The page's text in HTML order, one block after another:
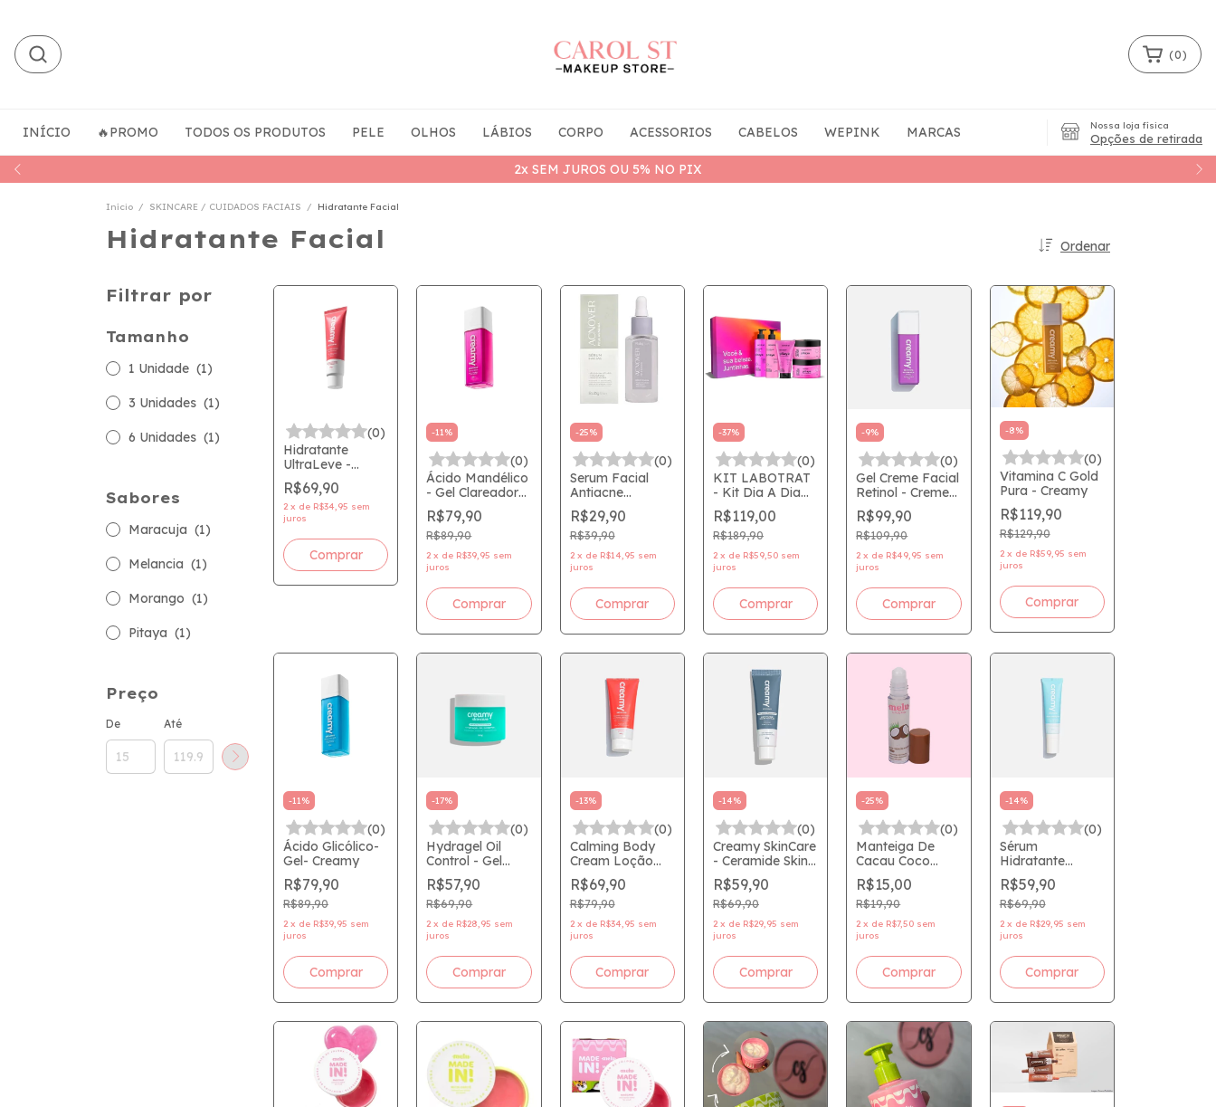
2x SEM JUROS OU 5% NO PIX
(0)
INÍCIO 🔥PROMO TODOS OS PRODUTOS PELE OLHOS LÁBIOS CORPO ACESSORIOS CABELOS WEPINK MARCAS Nossa loja física
Opções de retirada
Início / SKINCARE / CUIDADOS FACIAIS / Hidratante Facial
Hidratante Facial Ordenar
Filtrar por
Tamanho
1 Unidade (1)
3 Unidades (1)
6 Unidades (1)
Sabores
Maracuja (1)
Melancia (1)
Morango (1)
Pitaya (1)
Preço
De Até
(0)
Hidratante
UltraLeve -
Calming Cream -
40g - Creamy
R$69,90
2 x de R$34,95 sem
juros
-11%
(0)
Ácido Mandélico
- Gel Clareador
de Manchas -
Creamy
R$79,90
R$89,90
2 x de R$39,95 sem
juros
-25%
(0)
Serum Facial
Antiacne
Acnover HB414 -
RUBY ROSE
R$29,90
R$39,90
2 x de R$14,95 sem
juros
-37%
(0)
KIT LABOTRAT
- Kit Dia A Dia
Experiência de
Banho -
SKINCARE COM
5 ITENS DE
BANHO -
MORANGO,
MELANCIA,
PITAYA OU
MARACUJA
R$119,00
R$189,90
2 x de R$59,50 sem
juros
Comprar
-9%
(0)
Gel Creme Facial
Retinol - Creme
Corretivo Anti
Sinais - Creamy
R$99,90
R$109,90
2 x de R$49,95 sem
juros
-8%
(0)
Vitamina C Gold
Pura - Creamy
R$119,90
R$129,90
2 x de R$59,95 sem
juros
-11%
(0)
Ácido Glicólico-
Gel- Creamy
R$79,90
R$89,90
2 x de R$39,95 sem
juros
-17%
(0)
Hydragel Oil
Control - Gel
hidratante
antioleosidade-
Cremay
R$57,90
R$69,90
2 x de R$28,95 sem
juros
-13%
(0)
Calming Body
Cream Loção
hidratante
corporal 200g -
Creamy
R$69,90
R$79,90
2 x de R$34,95 sem
juros
-14%
(0)
Creamy SkinCare
- Ceramide Skin
Repair - Creme
Hidratante
Facial -
Lançamento
R$59,90
R$69,90
2 x de R$29,95 sem
juros
-25%
(0)
Manteiga De
Cacau Coco
Rr7800 Melu
Ruby Rose
R$15,00
R$19,90
2 x de R$7,50 sem
juros
Comprar
-14%
(0)
Sérum
Hidratante
Facial com
Ácido
Hialurônico -
Creamy
R$59,90
R$69,90
2 x de R$29,95 sem
juros